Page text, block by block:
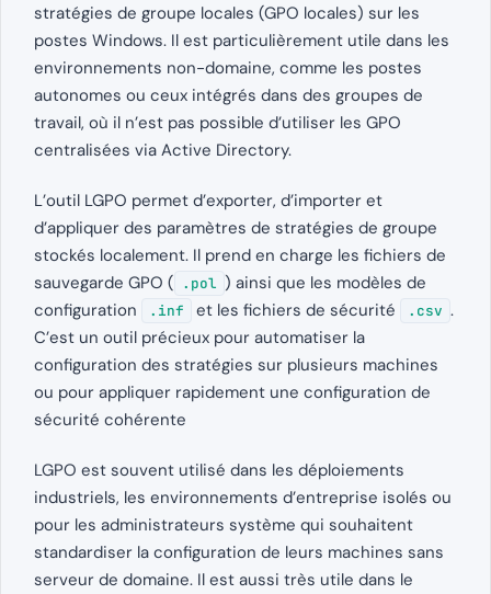
stratégies de groupe locales (GPO locales) sur les
postes Windows. Il est particulièrement utile dans les
environnements non-domaine, comme les postes
autonomes ou ceux intégrés dans des groupes de
travail, où il n’est pas possible d’utiliser les GPO
centralisées via Active Directory.
L’outil LGPO permet d’exporter, d’importer et
d’appliquer des paramètres de stratégies de groupe
stockés localement. Il prend en charge les fichiers de
sauvegarde GPO ( .pol ) ainsi que les modèles de
configuration
.inf et les fichiers de sécurité .csv .
C’est un outil précieux pour automatiser la
configuration des stratégies sur plusieurs machines
ou pour appliquer rapidement une configuration de
sécurité cohérente
LGPO est souvent utilisé dans les déploiements
industriels, les environnements d’entreprise isolés ou
pour les administrateurs système qui souhaitent
standardiser la configuration de leurs machines sans
serveur de domaine. Il est aussi très utile dans le